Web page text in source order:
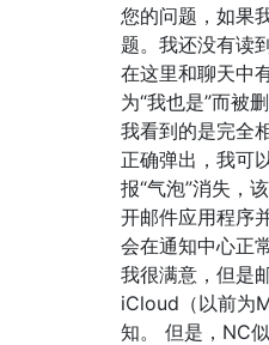
您的问题，如果
题。我还没有读
在这里和聊天中
为“我也是”而被
我看到的是完全
正确弹出，我可
报“气泡”消失，
开邮件应用程序
会在通知中心正
我很满意，但是
iCloud（以前为
知。 但是，NC